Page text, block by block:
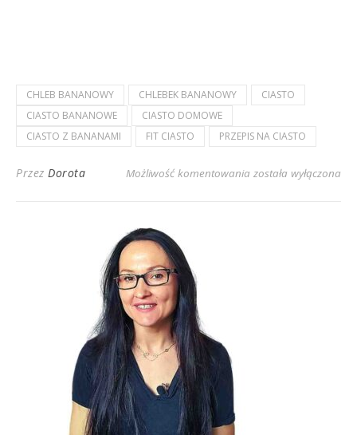
CHLEB BANANOWY CHLEBEK BANANOWY
CIASTO
CIASTO BANANOWE
CIASTO DOMOWE
CIASTO Z BANANAMI
FIT CIASTO PRZEPIS NA CIASTO
Przez Dorota Możliwość komentowania została wyłączona